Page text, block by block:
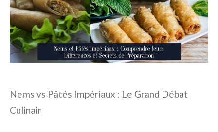
Nems vs Pâtés Impériaux : Le Grand Débat
Culinair